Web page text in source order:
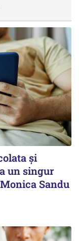
și
un singur
Sandu